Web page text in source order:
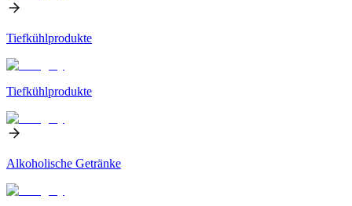
Tiefkühlprodukte
Tiefkühlprodukte
Alkoholische Getränke